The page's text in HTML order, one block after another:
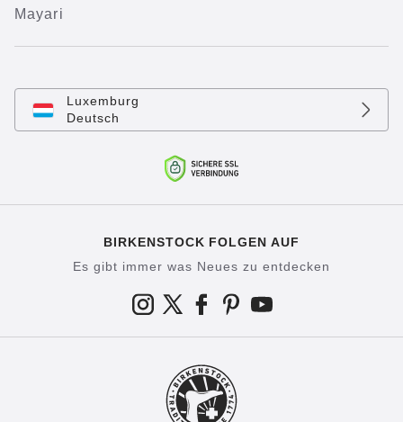
Mayari
Luxemburg
Deutsch
BIRKENSTOCK FOLGEN AUF
Es gibt immer was Neues zu entdecken